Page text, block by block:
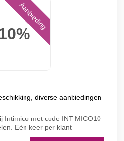
10%
Aanbieding
diverse aanbiedingen
Intimico met code INTIMICO10
Eén keer per klant